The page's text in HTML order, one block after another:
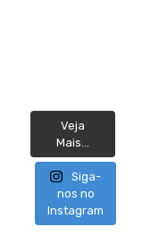
Veja
Mais...
Siga-
nos no
Instagram